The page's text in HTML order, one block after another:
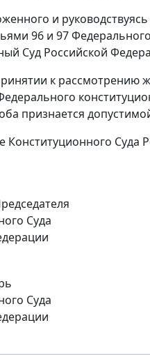
и руководствуясь
96 и 97
Суд Российской
к рассмотрению
признается
Конституционного
Суда
Суда